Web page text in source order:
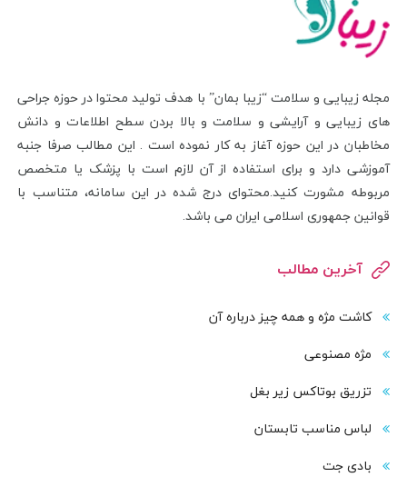
مجله زیبایی و سلامت “زیبا بمان” با هدف تولید محتوا در حوزه جراحی
های زیبایی و آرایشی و سلامت و بالا بردن سطح اطلاعات و دانش
مخاطبان در این حوزه آغاز به کار نموده است . این مطالب صرفا جنبه
آموزشی دارد و برای استفاده از آن لازم است با پزشک یا متخصص
مربوطه مشورت کنید.محتوای درج شده در این سامانه، متناسب با
قوانین جمهوری اسلامی ایران می باشد.
آخرین مطالب
کاشت مژه و همه چیز درباره آن
مژه مصنوعی
تزریق بوتاکس زیر بغل
لباس مناسب تابستان
بادی‌ جت